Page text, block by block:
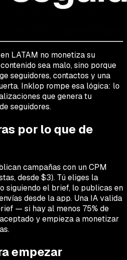
LATAM no monetiza su
sea malo, sino porque
seguidores, contactos y una
Inklop rompe esa lógica: lo
que genera tu
seguidores.
por lo que de
campañas con un CPM
desde $3). Tú eliges la
siguiendo el brief, lo publicas en
desde la app. Una IA valida
— si hay al menos 75% de
y empieza a monetizar
empezar